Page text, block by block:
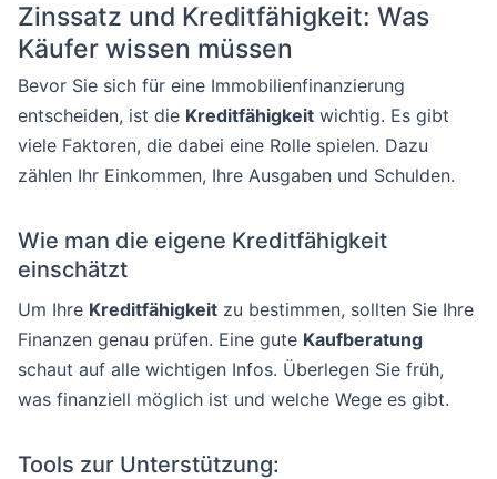
Zinssatz und Kreditfähigkeit: Was
Käufer wissen müssen
Bevor Sie sich für eine Immobilienfinanzierung
entscheiden, ist die Kreditfähigkeit wichtig. Es gibt
viele Faktoren, die dabei eine Rolle spielen. Dazu
zählen Ihr Einkommen, Ihre Ausgaben und Schulden.
Wie man die eigene Kreditfähigkeit
einschätzt
Um Ihre Kreditfähigkeit zu bestimmen, sollten Sie Ihre
Finanzen genau prüfen. Eine gute Kaufberatung
schaut auf alle wichtigen Infos. Überlegen Sie früh,
was finanziell möglich ist und welche Wege es gibt.
Tools zur Unterstützung: